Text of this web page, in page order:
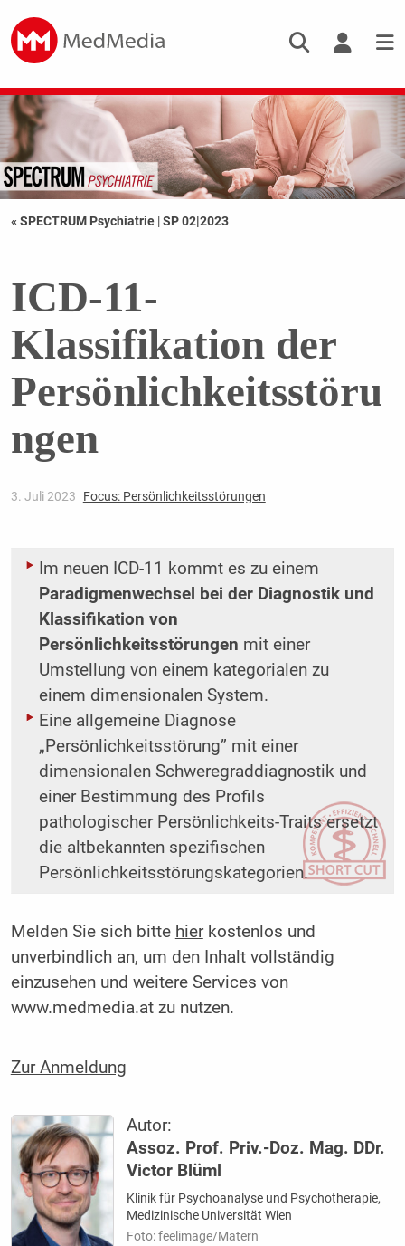
« SPECTRUM Psychiatrie |SP 02|2023
ICD-11-
Klassifikation der
Persönlichkeitsstöru
ngen
3. Juli 2023 Focus: Persönlichkeitsstörungen
Im neuen ICD-11 kommt es zu einem
Paradigmenwechsel bei der Diagnostik und
Klassifikation von
Persönlichkeitsstörungen mit einer
Umstellung von einem kategorialen zu
einem dimensionalen System.
Eine allgemeine Diagnose
„Persönlichkeitsstörung” mit einer
dimensionalen Schweregraddiagnostik und
einer Bestimmung des Profils
pathologischer Persönlichkeits-Traits ersetzt
die altbekannten spezifischen
Persönlichkeitsstörungskategorien.
Melden Sie sich bitte hierkostenlos und
unverbindlich an, um den Inhalt vollständig
einzusehen und weitere Services von
www.medmedia.at zu nutzen.
Zur Anmeldung
Autor:
Assoz. Prof. Priv.-Doz. Mag. DDr.
Victor Blüml
Klinik für Psychoanalyse und Psychotherapie,
Medizinische Universität Wien
Foto: feelimage/Matern